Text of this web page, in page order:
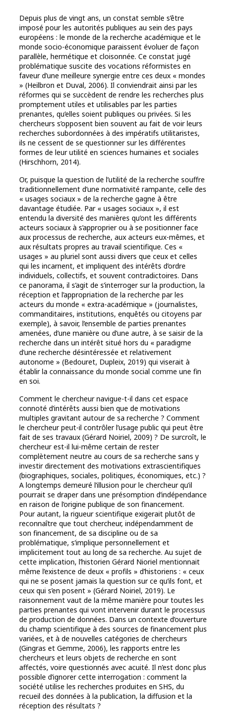
Depuis plus de vingt ans, un constat semble s’être
imposé pour les autorités publiques au sein des pays
européens : le monde de la recherche académique et le
monde socio-économique paraissent évoluer de façon
parallèle, hermétique et cloisonnée. Ce constat jugé
problématique suscite des vocations réformistes en
faveur d’une meilleure synergie entre ces deux « mondes
» (Heilbron et Duval, 2006). Il conviendrait ainsi par les
réformes qui se succèdent de rendre les recherches plus
promptement utiles et utilisables par les parties
prenantes, qu’elles soient publiques ou privées. Si les
chercheurs s’opposent bien souvent au fait de voir leurs
recherches subordonnées à des impératifs utilitaristes,
ils ne cessent de se questionner sur les différentes
formes de leur utilité en sciences humaines et sociales
(Hirschhorn, 2014).
Or, puisque la question de l’utilité de la recherche souffre
traditionnellement d’une normativité rampante, celle des
« usages sociaux » de la recherche gagne à être
davantage étudiée. Par « usages sociaux », il est
entendu la diversité des manières qu’ont les différents
acteurs sociaux à s’approprier ou à se positionner face
aux processus de recherche, aux acteurs eux-mêmes, et
aux résultats propres au travail scientifique. Ces «
usages » au pluriel sont aussi divers que ceux et celles
qui les incarnent, et impliquent des intérêts d’ordre
individuels, collectifs, et souvent contradictoires. Dans
ce panorama, il s’agit de s’interroger sur la production, la
réception et l’appropriation de la recherche par les
acteurs du monde « extra-académique » (journalistes,
commanditaires, institutions, enquêtés ou citoyens par
exemple), à savoir, l’ensemble de parties prenantes
amenées, d’une manière ou d’une autre, à se saisir de la
recherche dans un intérêt situé hors du « paradigme
d’une recherche désintéressée et relativement
autonome » (Bedouret, Dupleix, 2019) qui viserait à
établir la connaissance du monde social comme une fin
en soi.
Comment le chercheur navigue-t-il dans cet espace
connoté d’intérêts aussi bien que de motivations
multiples gravitant autour de sa recherche ? Comment
le chercheur peut-il contrôler l’usage public qui peut être
fait de ses travaux (Gérard Noiriel, 2009) ? De surcroît, le
chercheur est-il lui-même certain de rester
complètement neutre au cours de sa recherche sans y
investir directement des motivations extrascientifiques
(biographiques, sociales, politiques, économiques, etc.) ?
A longtemps demeuré l’illusion pour le chercheur qu’il
pourrait se draper dans une présomption d’indépendance
en raison de l’origine publique de son financement.
Pour autant, la rigueur scientifique exigerait plutôt de
reconnaître que tout chercheur, indépendamment de
son financement, de sa discipline ou de sa
problématique, s’implique personnellement et
implicitement tout au long de sa recherche. Au sujet de
cette implication, l’historien Gérard Nioriel mentionnait
même l’existence de deux « profils » d’historiens : « ceux
qui ne se posent jamais la question sur ce qu’ils font, et
ceux qui s’en posent » (Gérard Noiriel, 2019). Le
raisonnement vaut de la même manière pour toutes les
parties prenantes qui vont intervenir durant le processus
de production de données. Dans un contexte d’ouverture
du champ scientifique à des sources de financement plus
variées, et à de nouvelles catégories de chercheurs
(Gingras et Gemme, 2006), les rapports entre les
chercheurs et leurs objets de recherche en sont
affectés, voire questionnés avec acuité. Il n’est donc plus
possible d’ignorer cette interrogation : comment la
société utilise les recherches produites en SHS, du
recueil des données à la publication, la diffusion et la
réception des résultats ?